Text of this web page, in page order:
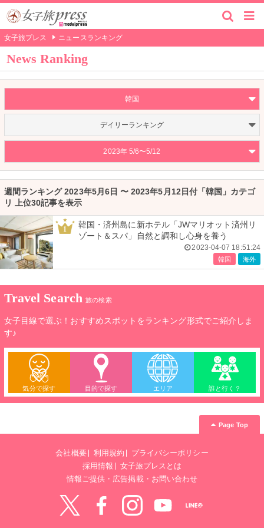
女子旅プレス ニュースランキング
News Ranking
韓国
デイリーランキング
2023年 5/6〜5/12
週間ランキング 2023年5月6日 〜 2023年5月12日付「韓国」カテゴ
リ 上位30記事を表示
1
韓国・済州島に新ホテル「JWマリオット済州リ
ゾート＆スパ」自然と調和し心身を養う
2023-04-07 18:51:24
韓国 海外
Travel Search 旅の検索
女子目線で選ぶ！おすすめスポットをランキング形式でご紹介しま
す♪
気分で探す 目的で探す エリア 誰と行く？
Page Top
会社概要 利用規約
プライバシーポリシー
採用情報
女子旅プレスとは
情報ご提供・広告掲載・お問い合わせ